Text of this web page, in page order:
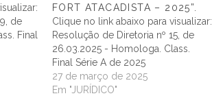
de
Final
FORT ATACADISTA – 2025”.
Clique no link abaixo para visualizar:
Resolução de Diretoria nº 15, de
26.03.2025 - Homologa. Class.
Final Série A de 2025
27 de março de 2025
Em "JURÍDICO"